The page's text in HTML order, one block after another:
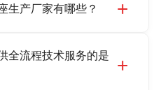
生产厂家有哪些？
LRB 铅芯、LNR 天然、
擦摆隔震支座，资质齐
全流程技术服务的是